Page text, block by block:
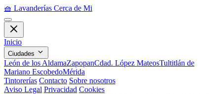
🧺 Lavanderías Cerca de Mi
Inicio
Ciudades
León de los AldamaZapopanCdad. López MateosTultitlán de
Mariano EscobedoMérida
Tintorerías Contacto Sobre nosotros
Aviso Legal Privacidad Cookies